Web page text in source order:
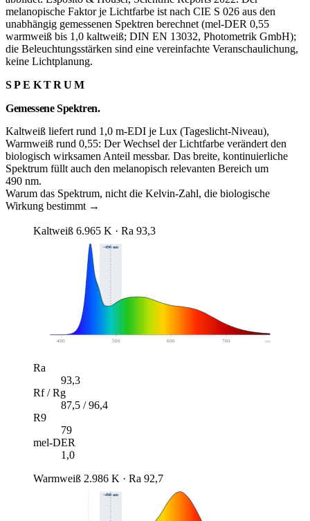
melanopische Faktor je Lichtfarbe ist nach CIE S 026 aus den
unabhängig gemessenen Spektren berechnet (mel-DER 0,55
warmweiß bis 1,0 kaltweiß; DIN EN 13032, Photometrik GmbH);
die Beleuchtungsstärken sind eine vereinfachte Veranschaulichung,
keine Lichtplanung.
SPEKTRUM
Gemessene Spektren.
Kaltweiß liefert rund 1,0 m-EDI je Lux (Tageslicht-Niveau),
Warmweiß rund 0,55: Der Wechsel der Lichtfarbe verändert den
biologisch wirksamen Anteil messbar. Das breite, kontinuierliche
Spektrum füllt auch den melanopisch relevanten Bereich um
490 nm.
Warum das Spektrum, nicht die Kelvin-Zahl, die biologische
Wirkung bestimmt →
Kaltweiß 6.965 K · Ra 93,3
400 500 600 700 nm
~490 nm
Ra
93,3
Rf / Rg
87,5 / 96,4
R9
79
mel-DER
1,0
Warmweiß 2.986 K · Ra 92,7
~490 nm